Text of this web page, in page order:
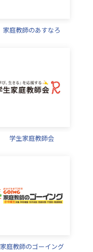
家庭教師のあすなろ
学生家庭教師会
家庭教師のゴーイング